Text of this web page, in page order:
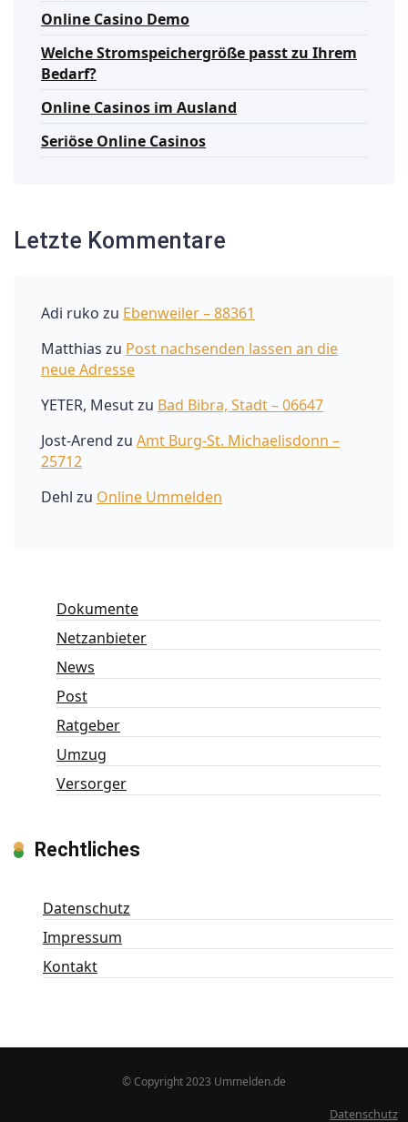
Online Casino Demo
Welche Stromspeichergröße passt zu Ihrem
Bedarf?
Online Casinos im Ausland
Seriöse Online Casinos
Letzte Kommentare
Adi ruko zu Ebenweiler – 88361
Matthias zu Post nachsenden lassen an die
neue Adresse
YETER, Mesutzu Bad Bibra, Stadt – 06647
Jost-Arend zu Amt Burg-St. Michaelisdonn –
25712
Dehl zu Online Ummelden
Dokumente
Netzanbieter
News
Post
Ratgeber
Umzug
Versorger
Rechtliches
Datenschutz
Impressum
Kontakt
© Copyright 2023 Ummelden.de
Datenschutz